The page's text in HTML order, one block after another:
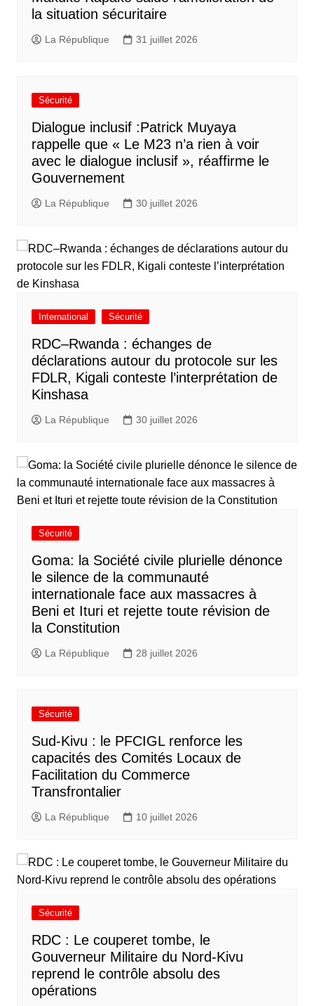
la situation sécuritaire
La République 31 juillet 2026
Sécurité
Dialogue inclusif :Patrick Muyaya
rappelle que « Le M23 n’a rien à voir
avec le dialogue inclusif », réaffirme le
Gouvernement
La République 30 juillet 2026
International Sécurité
RDC–Rwanda : échanges de
déclarations autour du protocole sur les
FDLR, Kigali conteste l’interprétation de
Kinshasa
La République 30 juillet 2026
Sécurité
Goma: la Société civile plurielle dénonce
le silence de la communauté
internationale face aux massacres à
Beni et Ituri et rejette toute révision de
la Constitution
La République 28 juillet 2026
Sécurité
Sud-Kivu : le PFCIGL renforce les
capacités des Comités Locaux de
Facilitation du Commerce
Transfrontalier
La République 10 juillet 2026
Sécurité
RDC : Le couperet tombe, le
Gouverneur Militaire du Nord-Kivu
reprend le contrôle absolu des
opérations